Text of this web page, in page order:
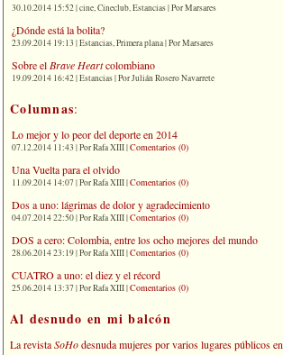
30.10.2014 15:52 | cine, Cineclub, Estancias | Por Marsares
¿Dónde está la bolita?
23.09.2014 19:13 | Estancias, Primera plana | Por Marsares
Sobre el Brave Heartcolombiano
19.09.2014 16:42 | Estancias | Por Julián Rosero Navarrete
Columnas:
Lo mejor y lo peor del deporte en 2014
07.12.2014 11:43 | Por Rafa XIII |Comentarios (0)
Una Vuelta para el olvido
11.09.2014 14:07 | Por Rafa XIII |Comentarios (0)
Dos a uno: lágrimas de dolor y agradecimiento
04.07.2014 22:50 | Por Rafa XIII |Comentarios (0)
DOS a cero: Colombia, entre los ocho mejores del mundo
28.06.2014 23:19 | Por Rafa XIII |Comentarios (0)
CUATRO a uno: el diez y el récord
25.06.2014 13:37 | Por Rafa XIII |Comentarios (0)
Al desnudo en mi balcón
La revistaSoHodesnuda mujeres por varios lugares públicos en